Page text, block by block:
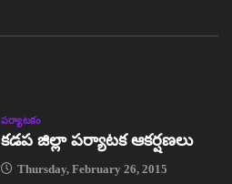
పర్యాటకం
కడప జిల్లా పర్యాటక ఆకర్షణలు
Thursday, February 26, 2015